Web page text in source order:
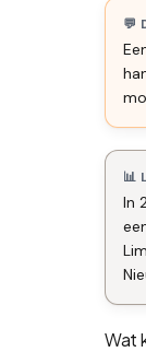
💬
📊
In
Wat